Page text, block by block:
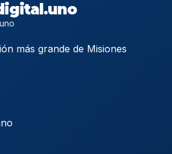
más grande de Misiones